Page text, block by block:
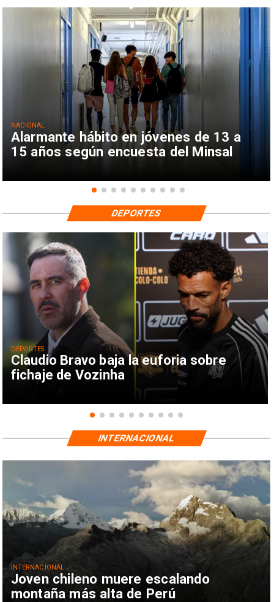
Alarmante hábito en jóvenes de 13 a
15 años según encuesta del Minsal
NACIONAL
Claudio Bravo baja la euforia sobre
fichaje de Vozinha
DEPORTES
DEPORTES
Joven chileno muere escalando
montaña más alta de Perú
INTERNACIONAL
INTERNACIONAL